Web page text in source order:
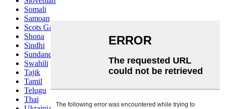
Somali
Samoan
Scots Gaelic
Shona
Sindhi
Sundanese
Swahili
Tajik
Tamil
Telugu
Thai